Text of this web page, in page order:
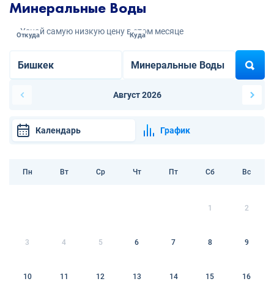
Минеральные Воды
Узнай самую низкую цену в этом месяце
Откуда Куда
Август 2026
Календарь График
Пн Вт Ср Чт Пт Сб Вс
1 2
3 4 5 6 7 8 9
10 11 12 13 14 15 16